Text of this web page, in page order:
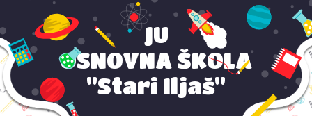
JU
OSNOVNA ŠKOLA
"Stari Iljaš"